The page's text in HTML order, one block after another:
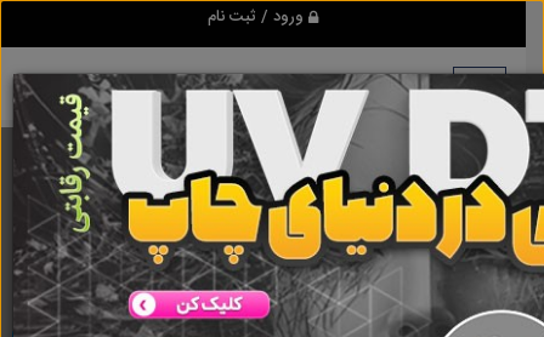
ورود / ثبت نام
برنامه اندروید ابزاریراق
مرجع نیازمندیهای ابزار و یراق آلات عمومی و صنعتی